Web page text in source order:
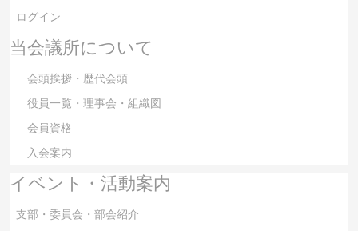
ログイン
当会議所について
会頭挨拶・歴代会頭
役員一覧・理事会・組織図
会員資格
入会案内
イベント・活動案内
支部・委員会・部会紹介